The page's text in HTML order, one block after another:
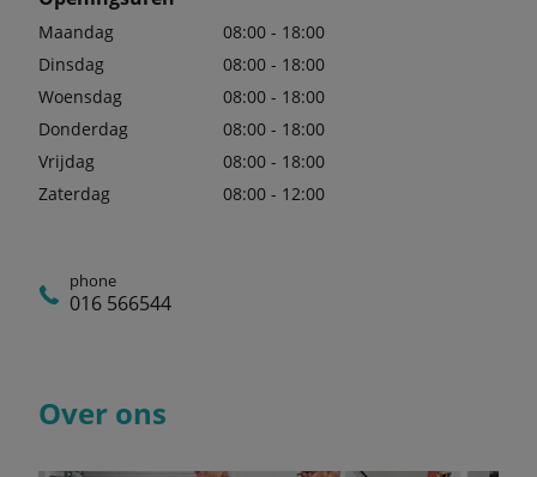
Maandag
08:00 - 18:00
Dinsdag
08:00 - 18:00
Woensdag
08:00 - 18:00
Donderdag
08:00 - 18:00
Vrijdag
08:00 - 18:00
Zaterdag
08:00 - 12:00
phone
016 566544
Over ons